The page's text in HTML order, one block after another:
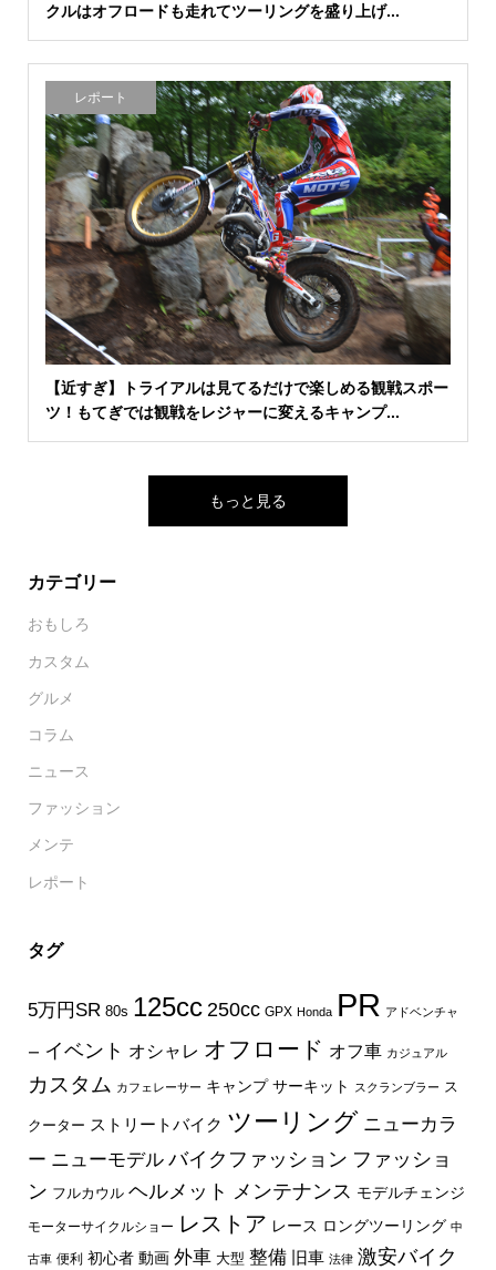
クルはオフロードも走れてツーリングを盛り上げ...
レポート
【近すぎ】トライアルは見てるだけで楽しめる観戦スポー
ツ！もてぎでは観戦をレジャーに変えるキャンプ...
もっと見る
カテゴリー
おもしろ
カスタム
グルメ
コラム
ニュース
ファッション
メンテ
レポート
タグ
5万円SR 80s 125cc 250cc GPX Honda PR アドベンチャ
ー イベント オシャレ オフロード オフ車 カジュアル
カスタム カフェレーサー キャンプ サーキット スクランブラー ス
クーター ストリートバイク ツーリング ニューカラ
ー ニューモデル バイクファッション ファッショ
ン フルカウル ヘルメット メンテナンス モデルチェンジ
モーターサイクルショー レストア レース ロングツーリング 中
古車 便利 初心者 動画 外車 大型 整備 旧車 法律 激安バイク